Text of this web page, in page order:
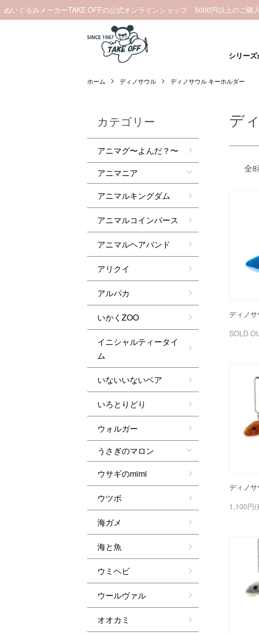
ぬいぐるみメーカーTAKE OFFの公式オンラインショップ 5000円以上のご購
シリー
ホーム ディノサウル ディノサウル キーホルダー
デ
全8
ディノ
SOLD
ディノ
1,100円
カテゴリー
アニマグ〜よんだ？〜
アニマニア
アニマルキングダム
アニマルコインパース
アニマルヘアバンド
アリクイ
アルパカ
いかくZOO
イニシャルティータイ
ム
いないいないベア
いろとりどり
ウォルガー
うさぎのマロン
ウサギのmimi
ウツボ
海ガメ
海と魚
ウミヘビ
ウールヴァル
オオカミ